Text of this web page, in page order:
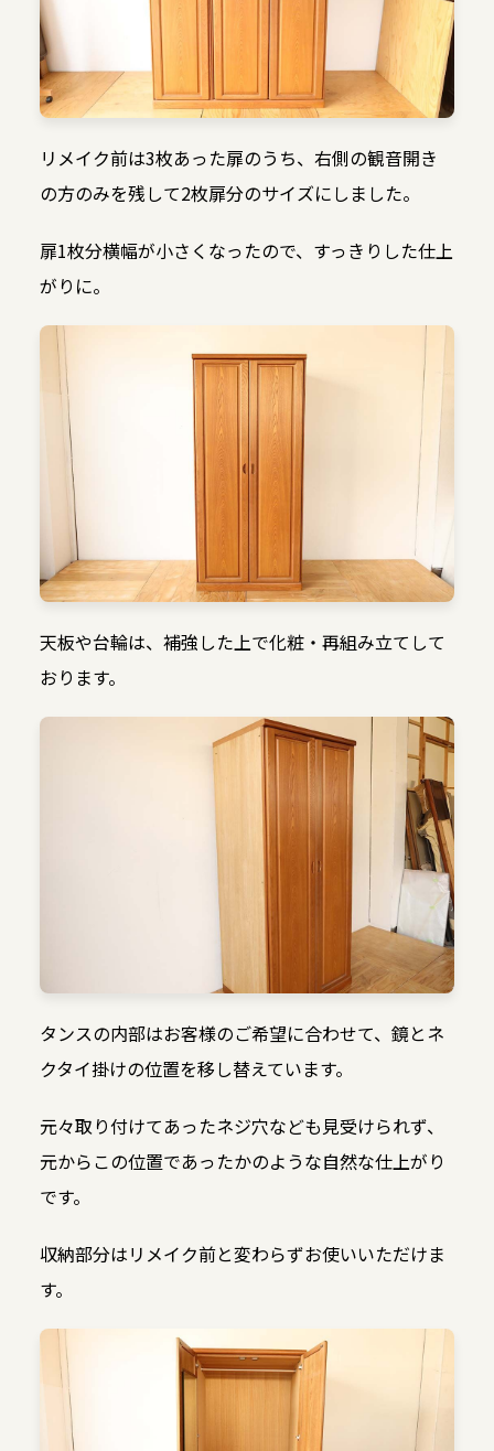
リメイク前は3枚あった扉のうち、右側の観音開き
の方のみを残して2枚扉分のサイズにしました。
扉1枚分横幅が小さくなったので、すっきりした仕上
がりに。
天板や台輪は、補強した上で化粧・再組み立てして
おります。
タンスの内部はお客様のご希望に合わせて、鏡とネ
クタイ掛けの位置を移し替えています。
元々取り付けてあったネジ穴なども見受けられず、
元からこの位置であったかのような自然な仕上がり
です。
収納部分はリメイク前と変わらずお使いいただけま
す。